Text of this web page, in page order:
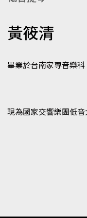
黃筱清
畢業於台南家專音樂
現為國家交響樂團低音